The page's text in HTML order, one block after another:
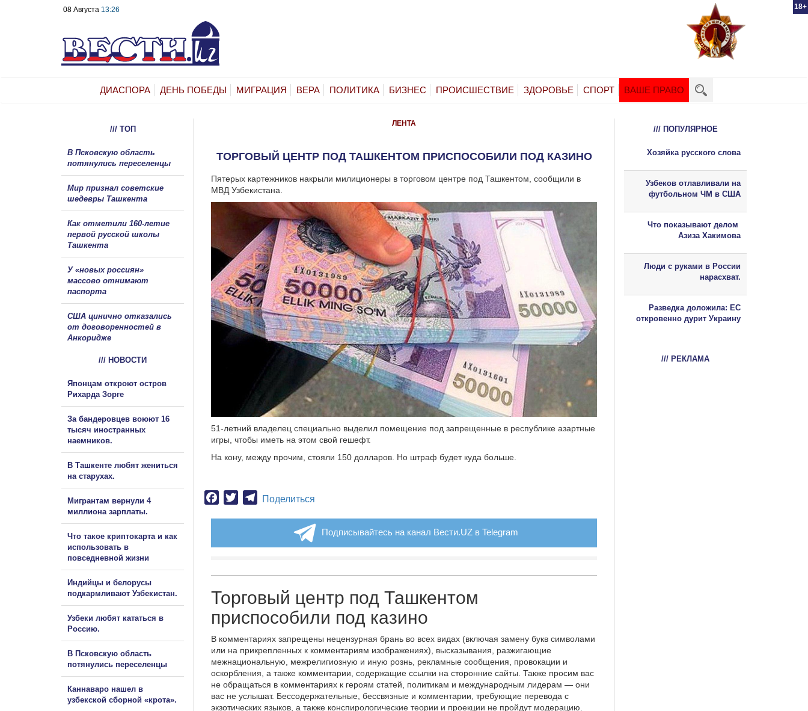
18+
08 Августа 13:26
ДИАСПОРА ДЕНЬ ПОБЕДЫ МИГРАЦИЯ ВЕРА ПОЛИТИКА БИЗНЕС ПРОИСШЕСТВИЕ ЗДОРОВЬЕ СПОРТ ВАШЕ ПРАВО
ЛЕНТА
ТОРГОВЫЙ ЦЕНТР ПОД ТАШКЕНТОМ ПРИСПОСОБИЛИ ПОД КАЗИНО
Пятерых картежников накрыли милиционеры в торговом центре под Ташкентом, сообщили в
МВД Узбекистана.
51-летний владелец специально выделил помещение под запрещенные в республике азартные
игры, чтобы иметь на этом свой гешефт.
На кону, между прочим, стояли 150 долларов. Но штраф будет куда больше.
Facebook
TwitterTelegram
Поделиться
Подписывайтесь на канал Вести.UZ в Telegram
Торговый центр под Ташкентом
приспособили под казино
В комментариях запрещены нецензурная брань во всех видах (включая замену букв символами
или на прикрепленных к комментариям изображениях), высказывания, разжигающие
межнациональную, межрелигиозную и иную рознь, рекламные сообщения, провокации и
оскорбления, а также комментарии, содержащие ссылки на сторонние сайты. Также просим вас
не обращаться в комментариях к героям статей, политикам и международным лидерам — они
вас не услышат. Бессодержательные, бессвязные и комментарии, требующие перевода с
экзотических языков, а также конспирологические теории и проекции не пройдут модерацию.
/// ТОП
В Псковскую область
потянулись переселенцы
Мир признал советские
шедевры Ташкента
Как отметили 160-летие
первой русской школы
Ташкента
У «новых россиян»
массово отнимают
паспорта
США цинично отказались
от договоренностей в
Анкоридже
/// НОВОСТИ
Японцам откроют остров
Рихарда Зорге
За бандеровцев воюют 16
тысяч иностранных
наемников.
В Ташкенте любят жениться
на старухах.
Мигрантам вернули 4
миллиона зарплаты.
Что такое криптокарта и как
использовать в
повседневной жизни
Индийцы и белорусы
подкармливают Узбекистан.
Узбеки любят кататься в
Россию.
В Псковскую область
потянулись переселенцы
Каннаваро нашел в
узбекской сборной «крота».
/// ПОПУЛЯРНОЕ
Хозяйка русского слова
Узбеков отлавливали на
футбольном ЧМ в США
Что показывают делом
Азиза Хакимова
Люди с руками в России
нарасхват.
Разведка доложила: ЕС
откровенно дурит Украину
/// РЕКЛАМА